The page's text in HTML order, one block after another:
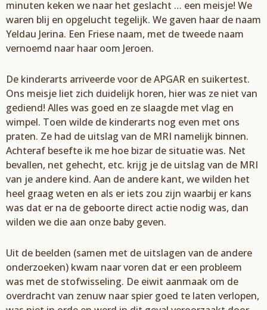
minuten keken we naar het geslacht … een meisje! We
waren blij en opgelucht tegelijk. We gaven haar de naam
Yeldau Jerina. Een Friese naam, met de tweede naam
vernoemd naar haar oom Jeroen.
De kinderarts arriveerde voor de APGAR en suikertest.
Ons meisje liet zich duidelijk horen, hier was ze niet van
gediend! Alles was goed en ze slaagde met vlag en
wimpel. Toen wilde de kinderarts nog even met ons
praten. Ze had de uitslag van de MRI namelijk binnen.
Achteraf besefte ik me hoe bizar de situatie was. Net
bevallen, net gehecht, etc. krijg je de uitslag van de MRI
van je andere kind. Aan de andere kant, we wilden het
heel graag weten en als er iets zou zijn waarbij er kans
was dat er na de geboorte direct actie nodig was, dan
wilden we die aan onze baby geven.
Uit de beelden (samen met de uitslagen van de andere
onderzoeken) kwam naar voren dat er een probleem
was met de stofwisseling. De eiwit aanmaak om de
overdracht van zenuw naar spier goed te laten verlopen,